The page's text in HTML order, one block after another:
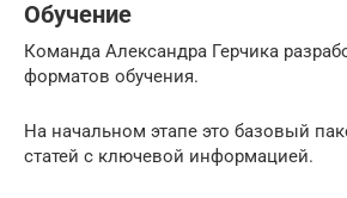
Обучение
Команда Александра Герчика
форматов обучения.
На начальном этапе это базовый
статей с ключевой информацией.